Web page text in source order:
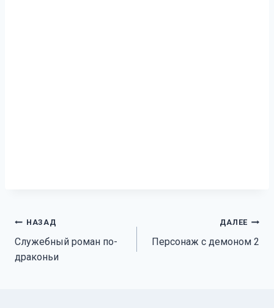
Навигация
по
НАЗАД
Служебный роман по-
драконьи
ДАЛЕЕ
Персонаж с демоном 2